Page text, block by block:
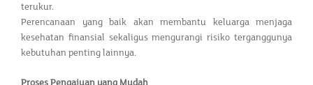
terukur.
Perencanaan yang baik akan membantu keluarga menjaga
kesehatan finansial sekaligus mengurangi risiko terganggunya
kebutuhan penting lainnya.
Proses Pengajuan yang Mudah